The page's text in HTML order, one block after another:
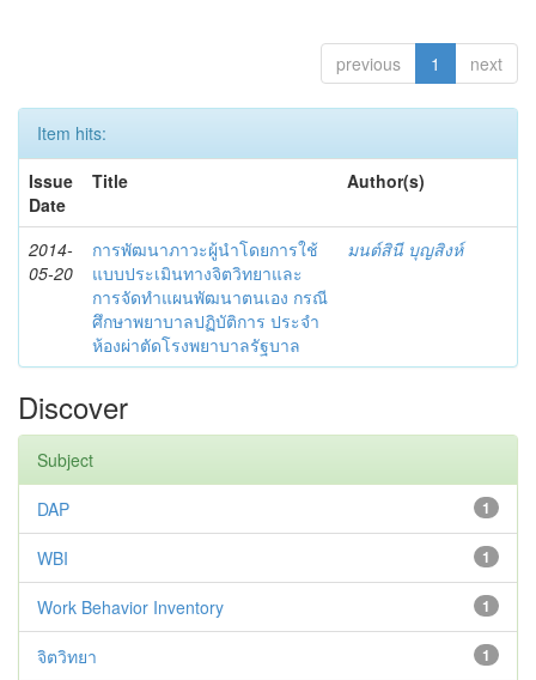
previous 1 next
Item hits:
Issue
Date
Title Author(s)
2014-
05-20
การพัฒนาภาวะผู้นำโดยการใช้
แบบประเมินทางจิตวิทยาและ
การจัดทำแผนพัฒนาตนเอง กรณี
ศึกษาพยาบาลปฏิบัติการ ประจำ
ห้องผ่าตัดโรงพยาบาลรัฐบาล
มนต์สินี บุญสิงห์
Discover
Subject
1
DAP
1
WBI
1
Work Behavior Inventory
1
จิตวิทยา